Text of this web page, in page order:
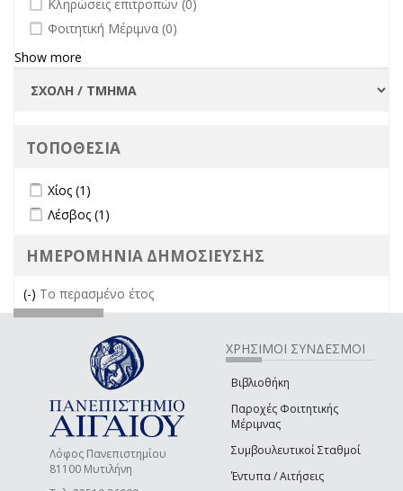
Κληρώσεις επιτροπών (0)
undefined
Φοιτητική Μέριμνα (0)
Show more
ΤΟΠΟΘΕΣΙΑ
Apply Χίος filter
Χίος (1)
Apply Λέσβος filter
Λέσβος (1)
ΗΜΕΡΟΜΗΝΙΑ ΔΗΜΟΣΙΕΥΣΗΣ
(-) Remove Το περασμένο έτος filter
Το περασμένο έτος
Λόφος Πανεπιστημίου
81100 Μυτιλήνη
ΧΡΗΣΙΜΟΙ ΣΥΝΔΕΣΜΟΙ
Βιβλιοθήκη
Παροχές Φοιτητικής
Μέριμνας
Συμβουλευτικοί Σταθμοί
Έντυπα / Αιτήσεις